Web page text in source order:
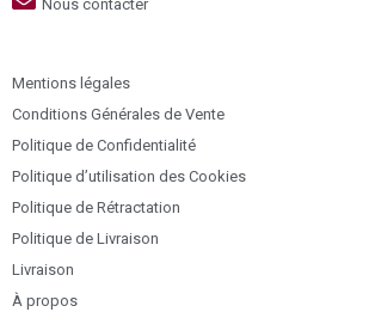
Nous contacter
Mentions légales
Conditions Générales de Vente
Politique de Confidentialité
Politique d’utilisation des Cookies
Politique de Rétractation
Politique de Livraison
Livraison
À propos